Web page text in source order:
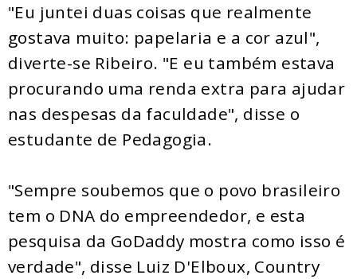
"Eu juntei duas coisas que realmente
gostava muito: papelaria e a cor azul",
diverte-se Ribeiro. "E eu também estava
procurando uma renda extra para ajudar
nas despesas da faculdade", disse o
estudante de Pedagogia.
"Sempre soubemos que o povo brasileiro
tem o DNA do empreendedor, e esta
pesquisa da GoDaddy mostra como isso é
verdade", disse Luiz D'Elboux, Country